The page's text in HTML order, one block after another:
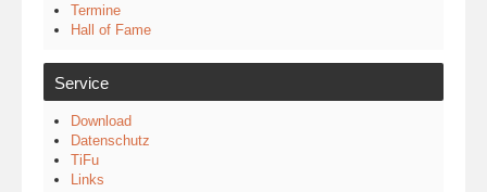
Termine
Hall of Fame
Service
Download
Datenschutz
TiFu
Links